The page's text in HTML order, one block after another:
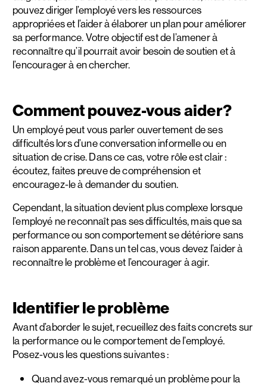
pouvez diriger l’employé vers les ressources
appropriées et l’aider à élaborer un plan pour améliorer
sa performance. Votre objectif est de l’amener à
reconnaître qu’il pourrait avoir besoin de soutien et à
l’encourager à en chercher.
Comment pouvez-vous aider?
Un employé peut vous parler ouvertement de ses
difficultés lors d’une conversation informelle ou en
situation de crise. Dans ce cas, votre rôle est clair :
écoutez, faites preuve de compréhension et
encouragez-le à demander du soutien.
Cependant, la situation devient plus complexe lorsque
l’employé ne reconnaît pas ses difficultés, mais que sa
performance ou son comportement se détériore sans
raison apparente. Dans un tel cas, vous devez l’aider à
reconnaître le problème et l’encourager à agir.
Identifier le problème
Avant d’aborder le sujet, recueillez des faits concrets sur
la performance ou le comportement de l’employé.
Posez-vous les questions suivantes :
Quand avez-vous remarqué un problème pour la